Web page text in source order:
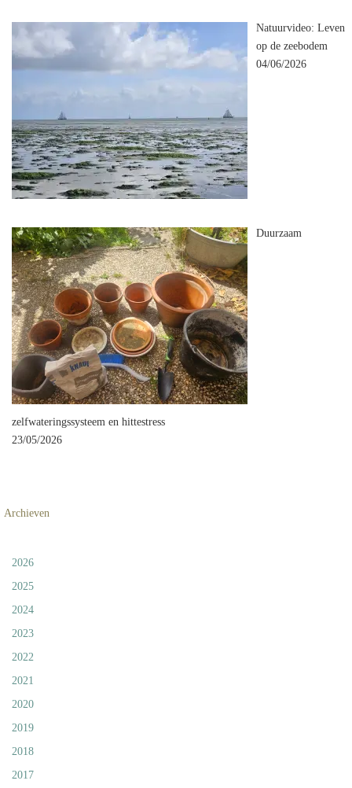
Natuurvideo: Leven
op de zeebodem
04/06/2026
Duurzaam
zelfwateringssysteem en hittestress
23/05/2026
Archieven
2026
2025
2024
2023
2022
2021
2020
2019
2018
2017